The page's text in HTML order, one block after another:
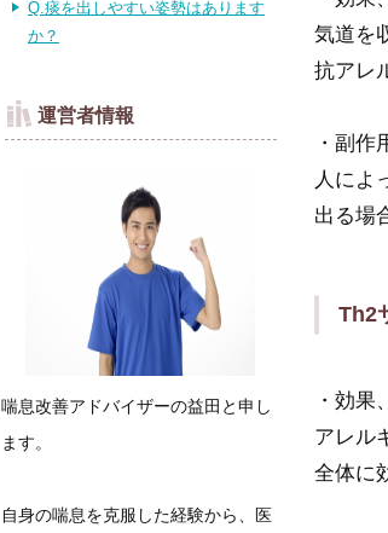
気道を
抗アレ
・副作
人によ
出る場
Th2
・効果
アレル
全体に
Q.痰を出しやすい姿勢はあります
か？
運営者情報
喘息改善アドバイザーの益田と申し
ます。
自身の喘息を克服した経験から、医